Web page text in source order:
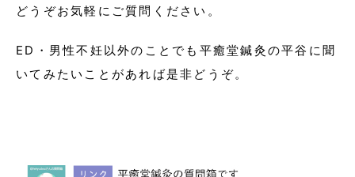
どうぞお気軽にご質問ください。
ED・男性不妊以外のことでも平癒堂鍼灸の平谷に聞
いてみたいことがあれば是非どうぞ。